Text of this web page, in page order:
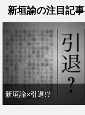
新垣諭の注目記事
新垣諭×引退!?